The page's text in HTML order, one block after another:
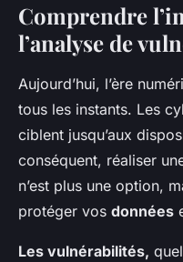
Comprendre
l’analyse de
Aujourd’hui, l’ère
tous les instants. Les
ciblent jusqu’aux
conséquent, réaliser
n’est plus une option,
protéger vos données
Les vulnérabilités,